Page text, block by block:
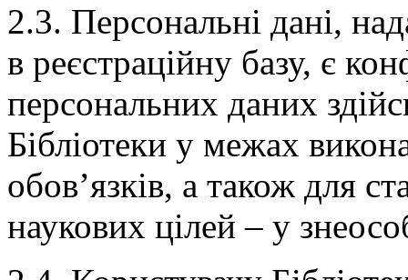
2.3. Персональні дані,
в реєстраційну базу, є
персональних даних
Бібліотеки у межах
обов’язків, а також для
наукових цілей – у